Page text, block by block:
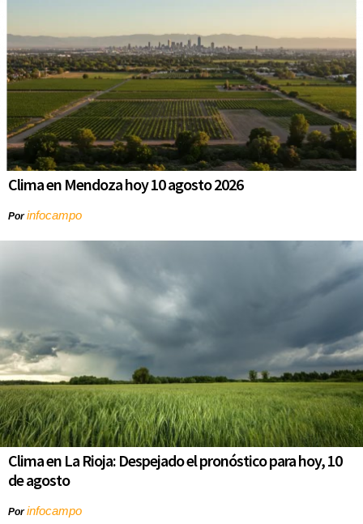
Clima en Mendoza hoy 10 agosto 2026
Porinfocampo
Clima en La Rioja: Despejado el pronóstico para hoy, 10
de agosto
Porinfocampo